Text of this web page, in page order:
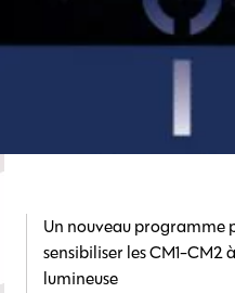
Un nouveau programme
sensibiliser les CM1-CM2
lumineuse